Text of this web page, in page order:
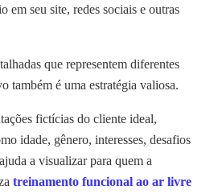
em seu site, redes sociais e outras
que representem diferentes
também é uma estratégia valiosa.
fictícias do cliente ideal,
idade, gênero, interesses, desafios
a visualizar para quem a
treinamento funcional ao ar livre